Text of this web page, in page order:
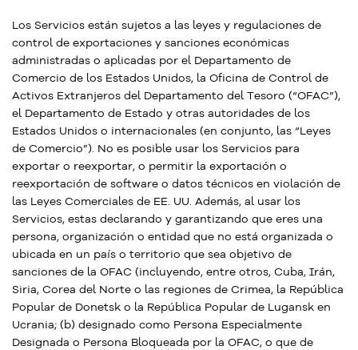
Los Servicios están sujetos a las leyes y regulaciones de
control de exportaciones y sanciones económicas
administradas o aplicadas por el Departamento de
Comercio de los Estados Unidos, la Oficina de Control de
Activos Extranjeros del Departamento del Tesoro (“OFAC”),
el Departamento de Estado y otras autoridades de los
Estados Unidos o internacionales (en conjunto, las “Leyes
de Comercio”). No es posible usar los Servicios para
exportar o reexportar, o permitir la exportación o
reexportación de software o datos técnicos en violación de
las Leyes Comerciales de EE. UU. Además, al usar los
Servicios, estas declarando y garantizando que eres una
persona, organización o entidad que no está organizada o
ubicada en un país o territorio que sea objetivo de
sanciones de la OFAC (incluyendo, entre otros, Cuba, Irán,
Siria, Corea del Norte o las regiones de Crimea, la República
Popular de Donetsk o la República Popular de Lugansk en
Ucrania; (b) designado como Persona Especialmente
Designada o Persona Bloqueada por la OFAC, o que de